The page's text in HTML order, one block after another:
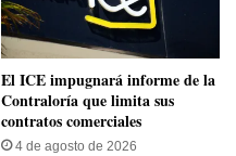
El ICE impugnará informe de la
Contraloría que limita sus
contratos comerciales
4 de agosto de 2026